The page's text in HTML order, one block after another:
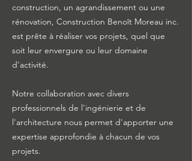
construction, un agrandissement ou une
rénovation, Construction Benoît Moreau inc.
est prête à réaliser vos projets, quel que
soit leur envergure ou leur domaine
d'activité.
Notre collaboration avec divers
professionnels de l'ingénierie et de
l'architecture nous permet d'apporter une
expertise approfondie à chacun de vos
projets.